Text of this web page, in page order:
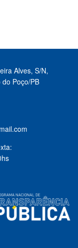
Alves, S/N,
Poço/PB